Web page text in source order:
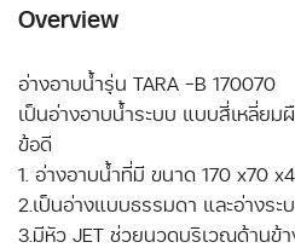
Overview
อ่างอาบน้ำรุ่น TARA -B 170070
เป็นอ่างอาบน้ำระบบ แบบสี่เหลี่ยม
ข้อดี
1. อ่างอาบน้ำที่มี ขนาด 170 x70
2.เป็นอ่างแบบธรรมดา และอ่างร
3.มีหัว JET ช่วยนวดบริเวณด้านข้